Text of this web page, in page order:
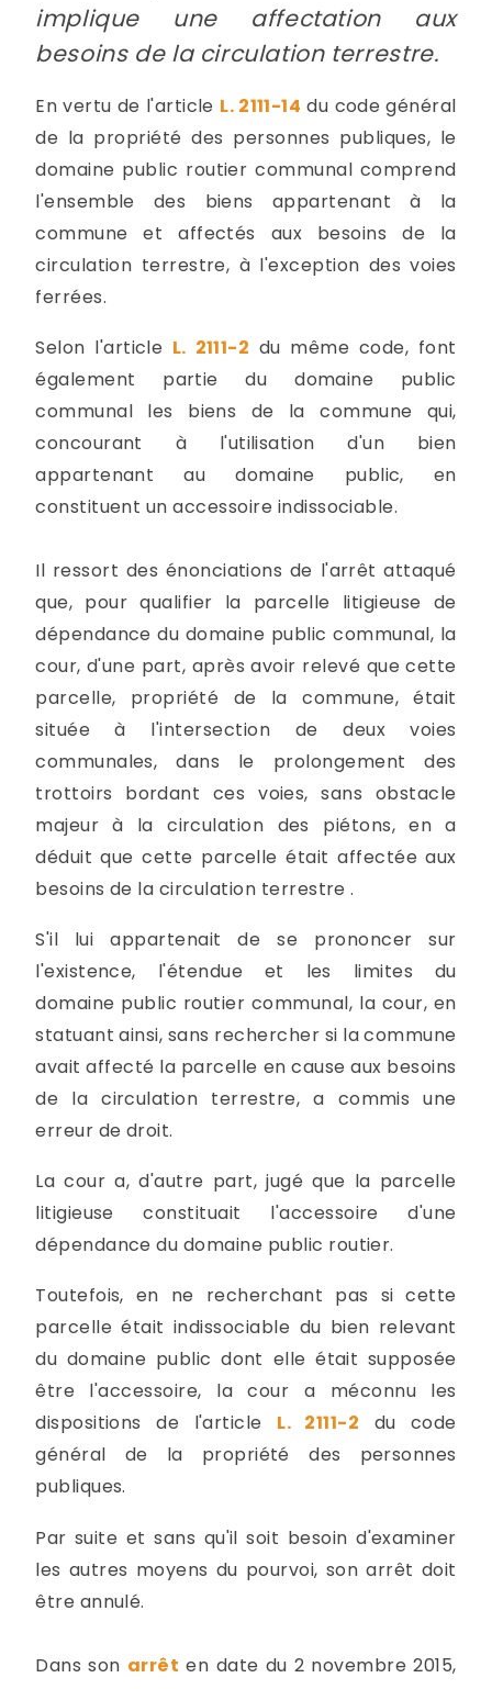
implique une affectation aux
besoins de la circulation terrestre.
En vertu de l'article L. 2111-14 du code général
de la propriété des personnes publiques, le
domaine public routier communal comprend
l'ensemble des biens appartenant à la
commune et affectés aux besoins de la
circulation terrestre, à l'exception des voies
ferrées.
Selon l'article L. 2111-2 du même code, font
également partie du domaine public
communal les biens de la commune qui,
concourant à l'utilisation d'un bien
appartenant au domaine public, en
constituent un accessoire indissociable.
Il ressort des énonciations de l'arrêt attaqué
que, pour qualifier la parcelle litigieuse de
dépendance du domaine public communal, la
cour, d'une part, après avoir relevé que cette
parcelle, propriété de la commune, était
située à l'intersection de deux voies
communales, dans le prolongement des
trottoirs bordant ces voies, sans obstacle
majeur à la circulation des piétons, en a
déduit que cette parcelle était affectée aux
besoins de la circulation terrestre .
S'il lui appartenait de se prononcer sur
l'existence, l'étendue et les limites du
domaine public routier communal, la cour, en
statuant ainsi, sans rechercher si la commune
avait affecté la parcelle en cause aux besoins
de la circulation terrestre, a commis une
erreur de droit.
La cour a, d'autre part, jugé que la parcelle
litigieuse constituait l'accessoire d'une
dépendance du domaine public routier.
Toutefois, en ne recherchant pas si cette
parcelle était indissociable du bien relevant
du domaine public dont elle était supposée
être l'accessoire, la cour a méconnu les
dispositions de l'article L. 2111-2 du code
général de la propriété des personnes
publiques.
Par suite et sans qu'il soit besoin d'examiner
les autres moyens du pourvoi, son arrêt doit
être annulé.
Dans son arrêt en date du 2 novembre 2015,